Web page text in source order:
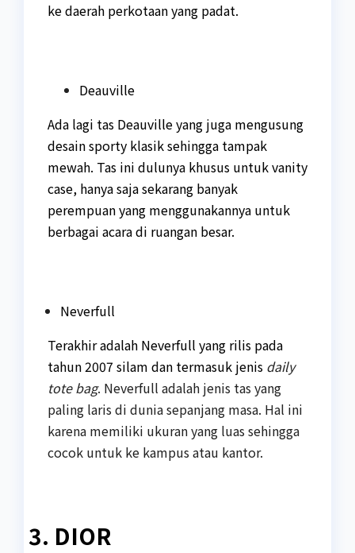
ke daerah perkotaan yang padat.
Deauville
Ada lagi tas Deauville yang juga mengusung
desain sporty klasik sehingga tampak
mewah. Tas ini dulunya khusus untuk vanity
case, hanya saja sekarang banyak
perempuan yang menggunakannya untuk
berbagai acara di ruangan besar.
Neverfull
Terakhir adalah Neverfull yang rilis pada
tahun 2007 silam dan termasuk jenis daily
tote bag. Neverfull adalah jenis tas yang
paling laris di dunia sepanjang masa. Hal ini
karena memiliki ukuran yang luas sehingga
cocok untuk ke kampus atau kantor.
3. DIOR